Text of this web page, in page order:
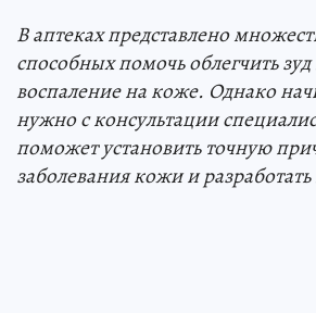
В аптеках представлено
способных помочь облегчить зуд
воспаление на коже. Однако
нужно с консультации
поможет установить точную
заболевания кожи и